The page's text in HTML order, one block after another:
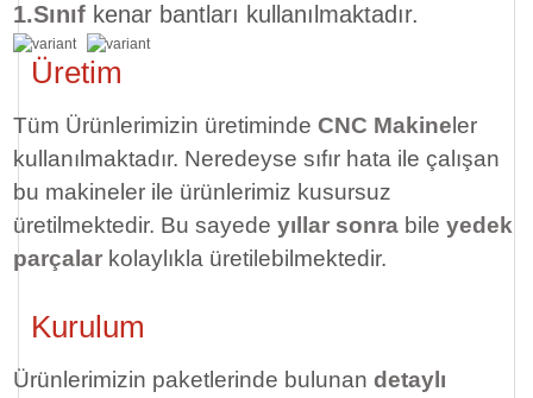
1.Sınıf kenar bantları kullanılmaktadır.
Üretim
Tüm Ürünlerimizin üretiminde CNC Makineler
kullanılmaktadır. Neredeyse sıfır hata ile çalışan
bu makineler ile ürünlerimiz kusursuz
üretilmektedir. Bu sayede yıllar sonra bile yedek
parçalar kolaylıkla üretilebilmektedir.
Kurulum
Ürünlerimizin paketlerinde bulunan detaylı